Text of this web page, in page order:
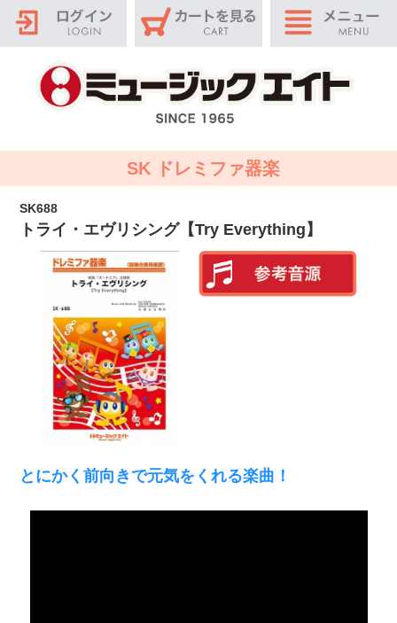
SK ドレミファ器楽
SK688
トライ・エヴリシング【Try Everything】
とにかく前向きで元気をくれる楽曲！